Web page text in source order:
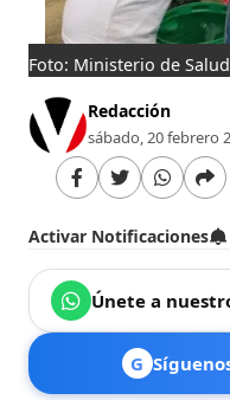
Foto: Ministerio de Salud
Redacción
sábado, 20 febrero
Activar Notificaciones
Únete a
G